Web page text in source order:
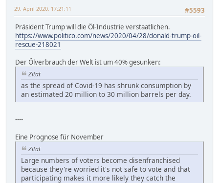
#5593
29. April 2020, 17:21:11
Präsident Trump will die Öl-Industrie verstaatlichen.
https://www.politico.com/news/2020/04/28/donald-trump-oil-
rescue-218021
Der Ölverbrauch der Welt ist um 40% gesunken:
Zitat
as the spread of Covid-19 has shrunk consumption by
an estimated 20 million to 30 million barrels per day.
----
Eine Prognose für November
Zitat
Large numbers of voters become disenfranchised
because they're worried it's not safe to vote and that
participating makes it more likely they catch the